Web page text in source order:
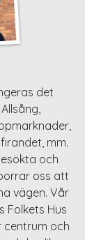
det
mm.
och
oss att
vägen. Vår
Folkets Hus
centrum och